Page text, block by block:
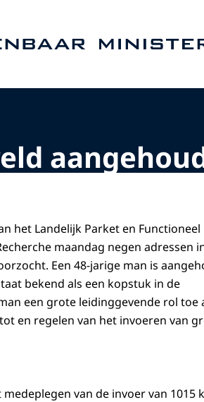
het Landelijk Parket en Functioneel
maandag negen adressen
Een 48-jarige man is
bekend als een kopstuk in de
een grote leidinggevende rol toe
en regelen van het invoeren van
van de invoer van 1015